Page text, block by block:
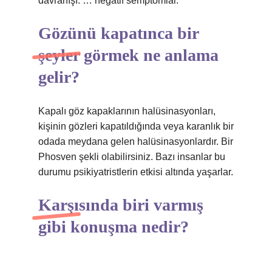
Gözünü kapatınca bir
şeyler görmek ne anlama
gelir?
Kapalı göz kapaklarının halüsinasyonları,
kişinin gözleri kapatıldığında veya karanlık bir
odada meydana gelen halüsinasyonlardır. Bir
Phosven şekli olabilirsiniz. Bazı insanlar bu
durumu psikiyatristlerin etkisi altında yaşarlar.
Karşısında biri varmış
gibi konuşma nedir?